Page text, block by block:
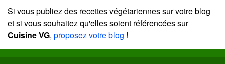
Si vous publiez des recettes végétariennes sur votre blog
et si vous souhaitez qu'elles soient référencées sur
Cuisine VG, proposez votre blog !